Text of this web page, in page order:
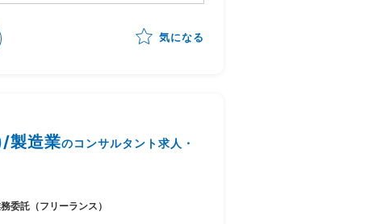
ョン
ンサルティング、導入支援
義、設計支援
気になる
製造業のコンサルタント求人・
委託（フリーランス）